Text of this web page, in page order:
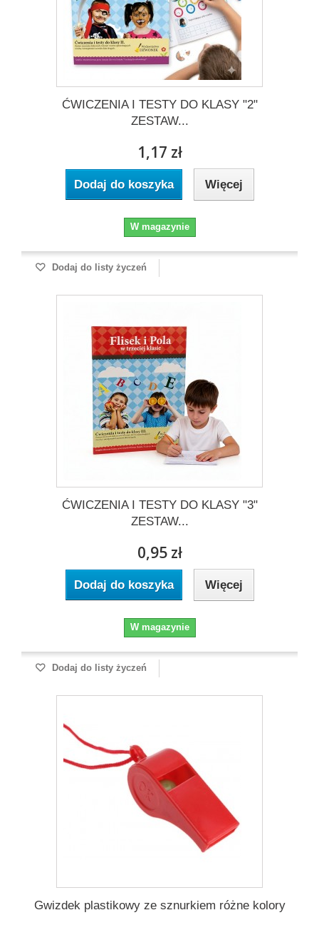
ĆWICZENIA I TESTY DO KLASY "2"
ZESTAW...
1,17 zł
Dodaj do koszyka Więcej
W magazynie
Dodaj do listy życzeń
ĆWICZENIA I TESTY DO KLASY "3"
ZESTAW...
0,95 zł
Dodaj do koszyka Więcej
W magazynie
Dodaj do listy życzeń
Gwizdek plastikowy ze sznurkiem różne kolory